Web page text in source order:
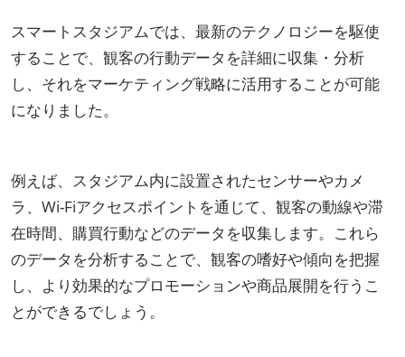
スマートスタジアムでは、最新のテクノロジーを駆使
することで、観客の行動データを詳細に収集・分析
し、それをマーケティング戦略に活用することが可能
になりました。
例えば、スタジアム内に設置されたセンサーやカメ
ラ、Wi-Fiアクセスポイントを通じて、観客の動線や滞
在時間、購買行動などのデータを収集します。これら
のデータを分析することで、観客の嗜好や傾向を把握
し、より効果的なプロモーションや商品展開を行うこ
とができるでしょう。